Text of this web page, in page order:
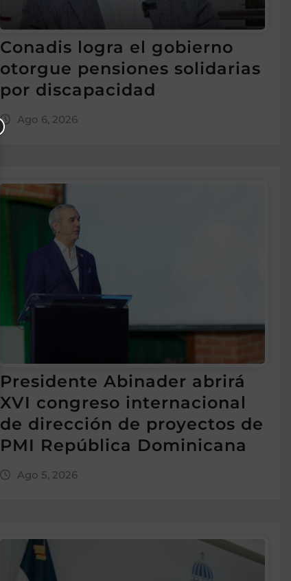
Conadis logra el gobierno
otorgue pensiones solidarias
por discapacidad
Ago 6, 2026
Presidente Abinader abrirá
XVI congreso internacional
de dirección de proyectos de
PMI República Dominicana
Ago 5, 2026